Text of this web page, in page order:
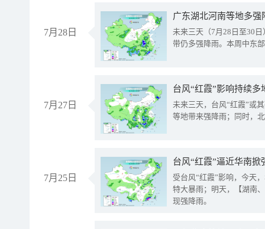
7月28日
广东湖北河南等地多
未来三天（7月28日至30
带仍多强降雨。本周中东
7月27日
台风“红霞”影响持续
未来三天，台风“红霞”或
等地带来强降雨；同时，
7月25日
台风“红霞”逼近华南
受台风“红霞”影响，今天
特大暴雨；明天，【湖南
现强降雨。